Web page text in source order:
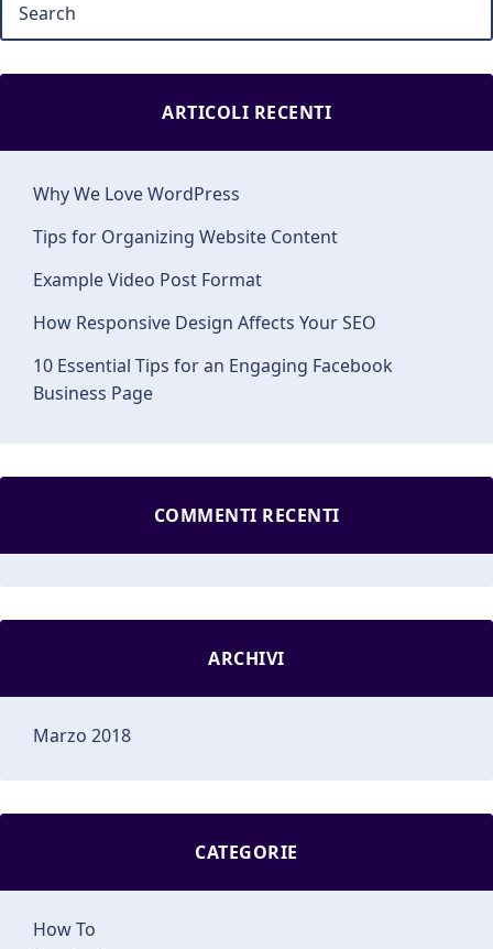
ARTICOLI RECENTI
Why We Love WordPress
Tips for Organizing Website Content
Example Video Post Format
How Responsive Design Affects Your SEO
10 Essential Tips for an Engaging Facebook
Business Page
COMMENTI RECENTI
ARCHIVI
Marzo 2018
CATEGORIE
How To